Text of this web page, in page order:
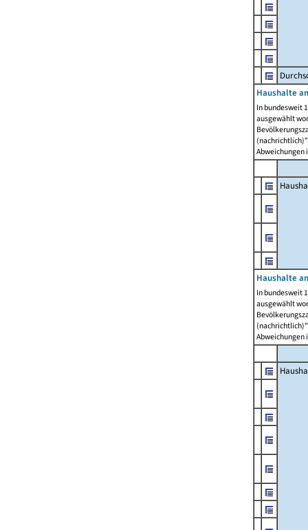
Haushalte
In bundesweit
ausgewählt
Abweichungen
Haushalte
In bundesweit
ausgewählt
Abweichungen